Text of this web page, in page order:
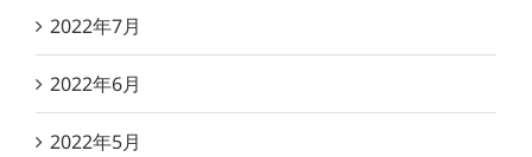
2022年7月
2022年6月
2022年5月